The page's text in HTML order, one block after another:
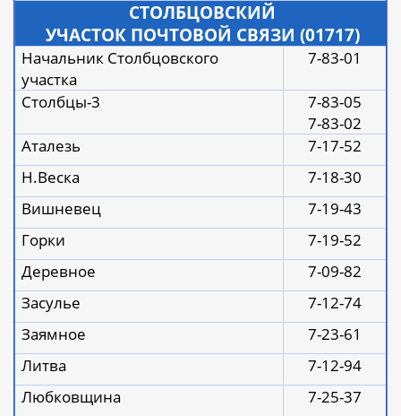
СТОЛБЦОВСКИЙ
УЧАСТОК ПОЧТОВОЙ СВЯЗИ (01717)
Начальник Столбцовского
участка
7-83-01
Столбцы-3
7-83-05
7-83-02
Аталезь
7-17-52
Н.Веска
7-18-30
Вишневец
7-19-43
Горки
7-19-52
Деревное
7-09-82
Засулье
7-12-74
Заямное
7-23-61
Литва
7-12-94
Любковщина
7-25-37